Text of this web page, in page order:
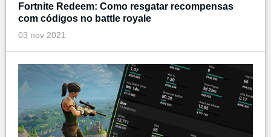
Fortnite Redeem: Como resgatar recompensas
com códigos no battle royale
03 nov 2021